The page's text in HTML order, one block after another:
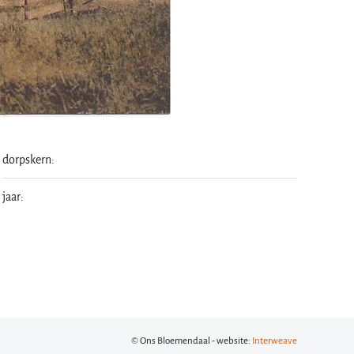
dorpskern:
jaar:
© Ons Bloemendaal - website: Interweave